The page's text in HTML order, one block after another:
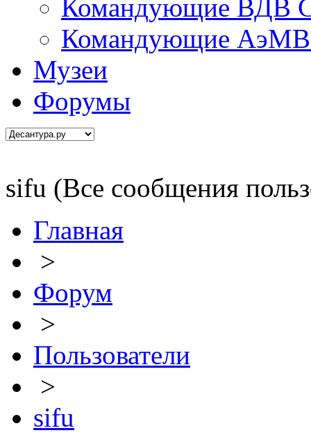
Командующие ВДВ
Командующие АэМВ
Музеи
Форумы
sifu (Все сообщения
Главная
>
Форум
>
Пользователи
>
sifu